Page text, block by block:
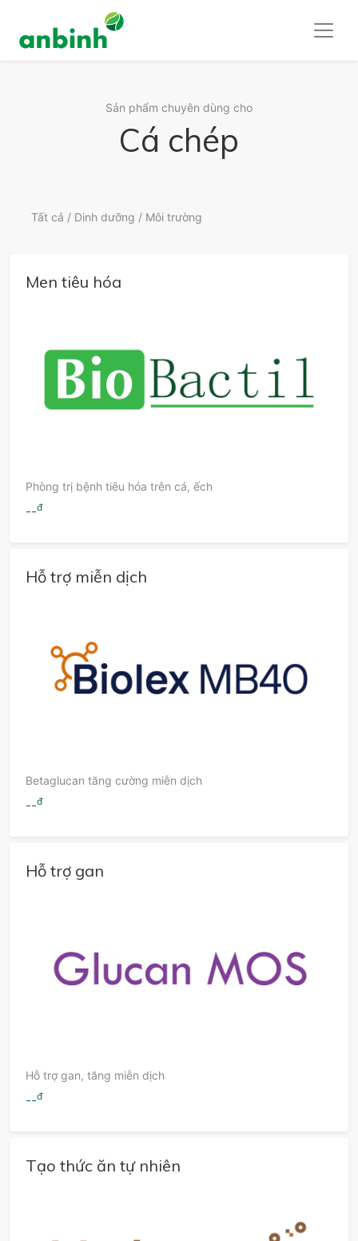
Sản phẩm chuyên dùng cho
Cá chép
Tất cả / Dinh dưỡng / Môi trường
Men tiêu hóa
Phòng trị bệnh tiêu hóa trên cá, ếch
--đ
Hỗ trợ miễn dịch
Betaglucan tăng cường miễn dịch
--đ
Hỗ trợ gan
Hỗ trợ gan, tăng miễn dịch
--đ
Tạo thức ăn tự nhiên